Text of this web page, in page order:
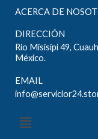
ACERCA DE
DIRECCIÓN
Rio Misisipi 49,
México.
EMAIL
Menú